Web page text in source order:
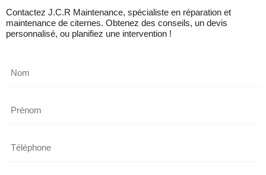
Contactez J.C.R Maintenance, spécialiste en réparation et
maintenance de citernes. Obtenez des conseils, un devis
personnalisé, ou planifiez une intervention !